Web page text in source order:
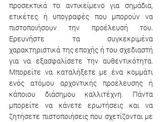
προσεκτικά το αντικείμενο για σημάδια,
ετικέτες ή υπογραφές που μπορούν να
πιστοποιήσουν την προέλευσή του.
Ερευνήστε τα συγκεκριμένα
χαρακτηριστικά της εποχής ή του σχεδιαστή
για να εξασφαλίσετε την αυθεντικότητα.
Μπορείτε να καταλήξετε με ένα κομμάτι
ενός ατόμου αρχοντικής προέλευσης ή
κάποιου διάσημου καλλιτέχνη. Πάντα
μπορείτε να κάνετε ερωτήσεις και να
ζητήσετε πιστοποιήσεις που σχετίζονται με